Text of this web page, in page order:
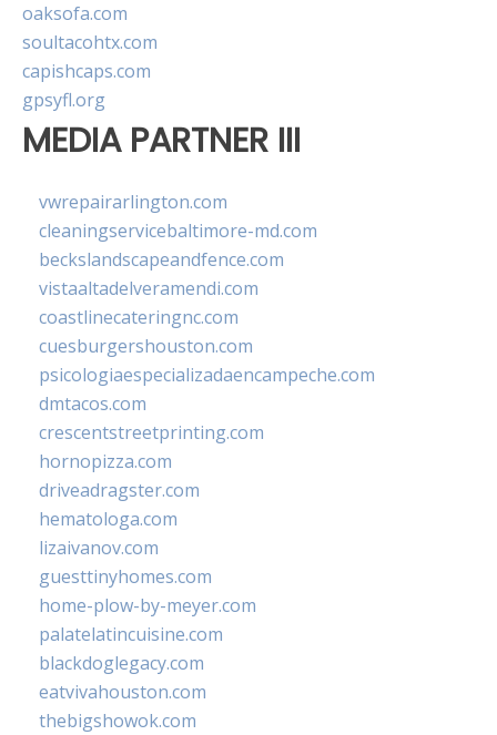
oaksofa.com
soultacohtx.com
capishcaps.com
gpsyfl.org
MEDIA PARTNER III
vwrepairarlington.com
cleaningservicebaltimore-md.com
beckslandscapeandfence.com
vistaaltadelveramendi.com
coastlinecateringnc.com
cuesburgershouston.com
psicologiaespecializadaencampeche.com
dmtacos.com
crescentstreetprinting.com
hornopizza.com
driveadragster.com
hematologa.com
lizaivanov.com
guesttinyhomes.com
home-plow-by-meyer.com
palatelatincuisine.com
blackdoglegacy.com
eatvivahouston.com
thebigshowok.com